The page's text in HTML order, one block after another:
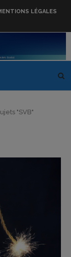
LÉGALES
"SVB"